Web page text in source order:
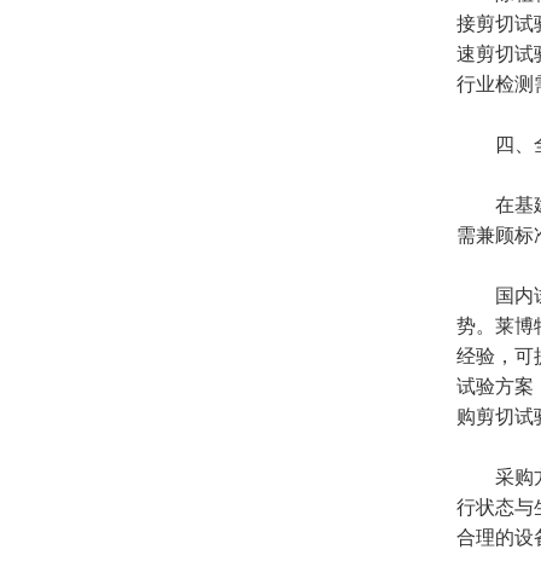
接剪切试
速剪切试
行业检测
四、
在基建
需兼顾标
国内试
势。莱博
经验，可
试验方案
购剪切试
采购方
行状态与
合理的设